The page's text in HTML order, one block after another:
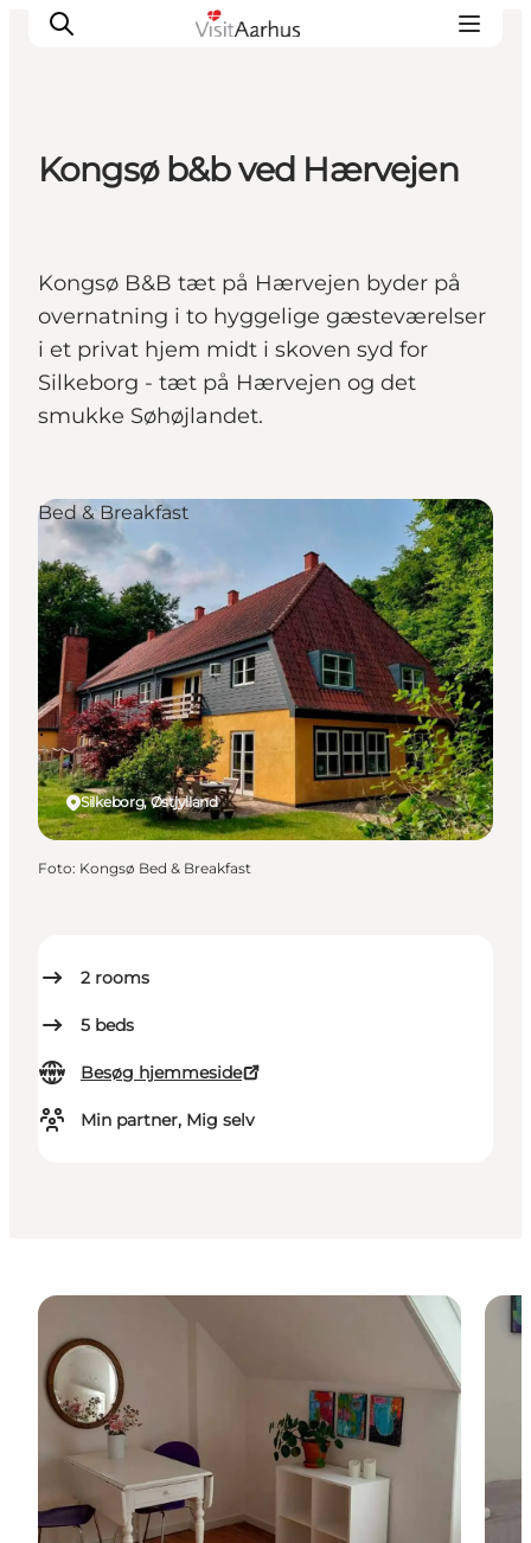
Byer og steder
Planlæg ferien
Transport
Kongsø b&b ved Hærvejen
Kongsø B&B tæt på Hærvejen byder på
overnatning i to hyggelige gæsteværelser
i et privat hjem midt i skoven syd for
Silkeborg - tæt på Hærvejen og det
smukke Søhøjlandet.
2 rooms
5 beds
Besøg hjemmeside
Min partner, Mig selv
Silkeborg, Østjylland
Bed & Breakfast
Foto: Kongsø Bed & Breakfast